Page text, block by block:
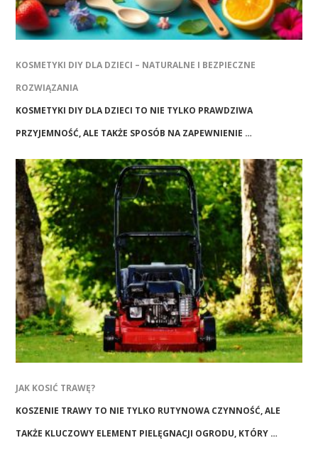
KOSMETYKI DIY DLA DZIECI – NATURALNE I BEZPIECZNE
ROZWIĄZANIA
KOSMETYKI DIY DLA DZIECI TO NIE TYLKO PRAWDZIWA
PRZYJEMNOŚĆ, ALE TAKŻE SPOSÓB NA ZAPEWNIENIE …
JAK KOSIĆ TRAWĘ?
KOSZENIE TRAWY TO NIE TYLKO RUTYNOWA CZYNNOŚĆ, ALE
TAKŻE KLUCZOWY ELEMENT PIELĘGNACJI OGRODU, KTÓRY …